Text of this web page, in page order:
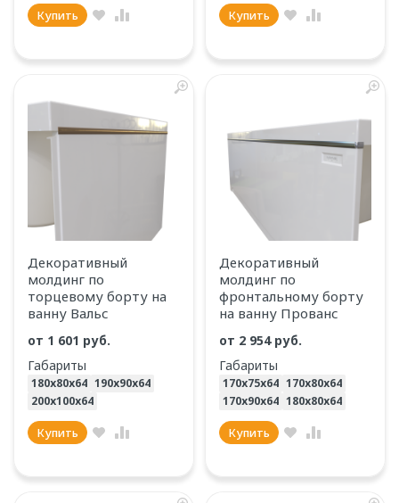
Купить Купить
Декоративный
молдинг по
торцевому борту на
ванну Вальс
от 1 601 руб.
Габариты
180х80х64 190х90х64
200х100х64
Купить
Декоративный
молдинг по
фронтальному борту
на ванну Прованс
от 2 954 руб.
Габариты
170х75х64 170х80х64
170х90х64 180х80х64
Купить